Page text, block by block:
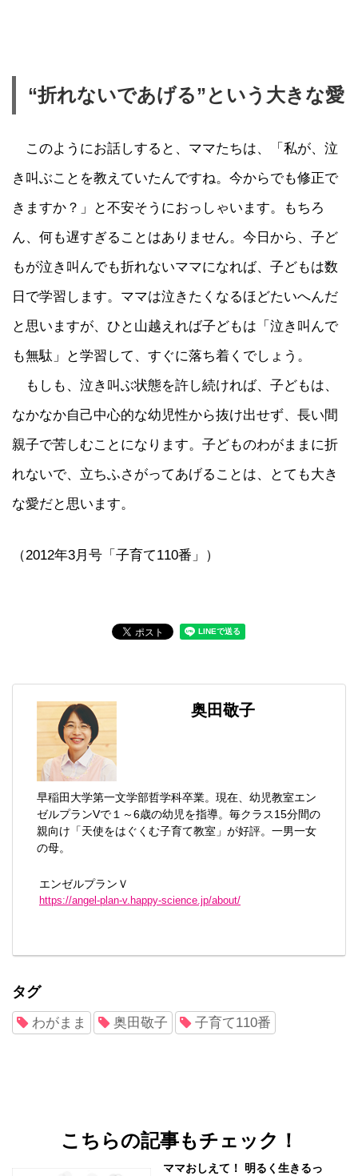
“折れないであげる”という大きな愛
このようにお話しすると、ママたちは、「私が、泣
き叫ぶことを教えていたんですね。今からでも修正で
きますか？」と不安そうにおっしゃいます。もちろ
ん、何も遅すぎることはありません。今日から、子ど
もが泣き叫んでも折れないママになれば、子どもは数
日で学習します。ママは泣きたくなるほどたいへんだ
と思いますが、ひと山越えれば子どもは「泣き叫んで
も無駄」と学習して、すぐに落ち着くでしょう。
もしも、泣き叫ぶ状態を許し続ければ、子どもは、
なかなか自己中心的な幼児性から抜け出せず、長い間
親子で苦しむことになります。子どものわがままに折
れないで、立ちふさがってあげることは、とても大き
な愛だと思います。
（2012年3月号「子育て110番」）
奥田敬子
早稲田大学第一文学部哲学科卒業。現在、幼児教室エン
ゼルプランVで１～6歳の幼児を指導。毎クラス15分間の
親向け「天使をはぐくむ子育て教室」が好評。一男一女
の母。
エンゼルプランＶ
https://angel-plan-v.happy-science.jp/about/
タグ
わがまま 奥田敬子 子育て110番
こちらの記事もチェック！
ママおしえて！ 明るく生きるっ